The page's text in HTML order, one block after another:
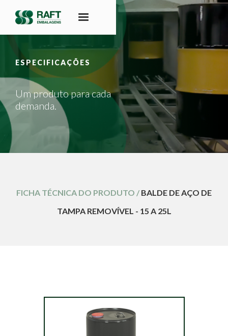
ESPECIFICAÇÕES
Um produto para cada
demanda.
FICHA TÉCNICA DO PRODUTO / BALDE DE AÇO DE
TAMPA REMOVÍVEL - 15 A 25L